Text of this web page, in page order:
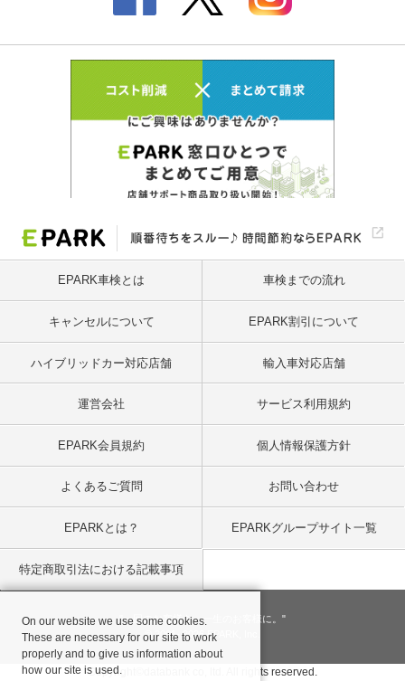
EPARK車検とは 車検までの流れ
キャンセルについて EPARK割引について
ハイブリッドカー対応店舗 輸入車対応店舗
運営会社 サービス利用規約
EPARK会員規約 個人情報保護方針
よくあるご質問 お問い合わせ
EPARKとは？ EPARKグループサイト一覧
特定商取引法における記載事項
"一回のお客様を、一生のお客様に。"
© 2001- 2026 EPARK, Inc.
Copyright©databank co, ltd. All rights reserved.
On our website we use some cookies.
These are necessary for our site to work
properly and to give us information about
how our site is used.